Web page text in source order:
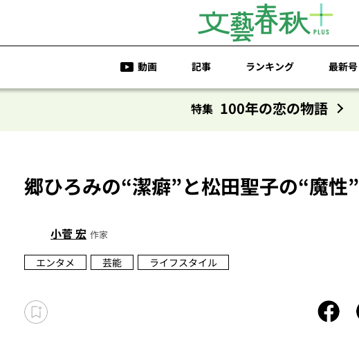
動画 記事 ランキング 最新号
特集 100年の恋の物語
郷ひろみの“潔癖”と松田聖子の“魔性”
小菅 宏 作家
エンタメ
芸能 ライフスタイル